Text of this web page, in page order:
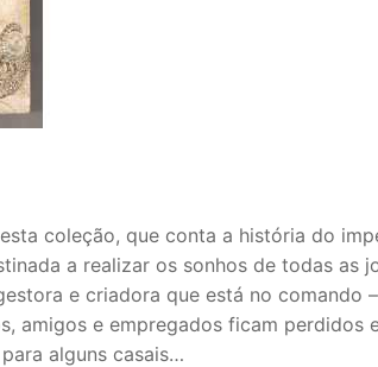
coleção, que conta a história do
a realizar os sonhos de todas as
e criadora que está no comando
amigos e empregados ficam perdidos
alguns casais…